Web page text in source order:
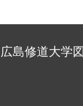
広島修道大学